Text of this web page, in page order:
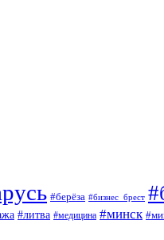
#берёза #бизнес_брест
#литва #медицина #минск